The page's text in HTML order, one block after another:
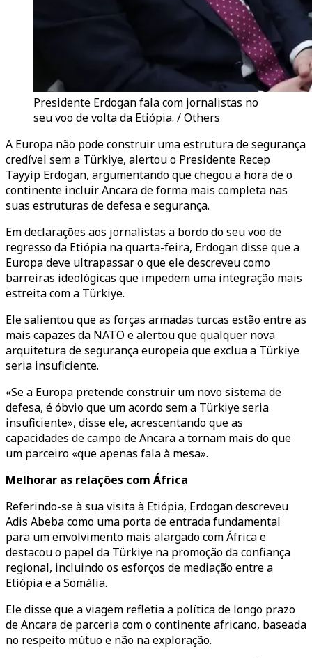
Presidente Erdogan fala com jornalistas no
seu voo de volta da Etiópia. / Others
A Europa não pode construir uma estrutura de segurança
credível sem a Türkiye, alertou o Presidente Recep
Tayyip Erdogan, argumentando que chegou a hora de o
continente incluir Ancara de forma mais completa nas
suas estruturas de defesa e segurança.
Em declarações aos jornalistas a bordo do seu voo de
regresso da Etiópia na quarta-feira, Erdogan disse que a
Europa deve ultrapassar o que ele descreveu como
barreiras ideológicas que impedem uma integração mais
estreita com a Türkiye.
Ele salientou que as forças armadas turcas estão entre as
mais capazes da NATO e alertou que qualquer nova
arquitetura de segurança europeia que exclua a Türkiye
seria insuficiente.
«Se a Europa pretende construir um novo sistema de
defesa, é óbvio que um acordo sem a Türkiye seria
insuficiente», disse ele, acrescentando que as
capacidades de campo de Ancara a tornam mais do que
um parceiro «que apenas fala à mesa».
Melhorar as relações com África
Referindo-se à sua visita à Etiópia, Erdogan descreveu
Adis Abeba como uma porta de entrada fundamental
para um envolvimento mais alargado com África e
destacou o papel da Türkiye na promoção da confiança
regional, incluindo os esforços de mediação entre a
Etiópia e a Somália.
Ele disse que a viagem refletia a política de longo prazo
de Ancara de parceria com o continente africano, baseada
no respeito mútuo e não na exploração.